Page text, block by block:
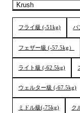
Krush
フライ級 (-51kg) バ
フェザー級 (-57.5kg）
ライト級 (-62.5kg)
ウェルター級 (-67.5kg)
ミドル級(-75kg) ク